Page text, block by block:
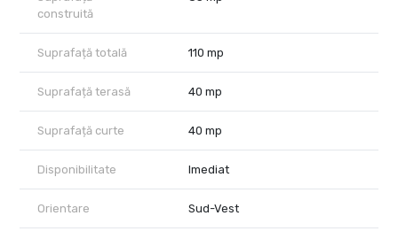
construită
Suprafață totală 110 mp
Suprafață terasă 40 mp
Suprafață curte 40 mp
Disponibilitate Imediat
Orientare Sud-Vest